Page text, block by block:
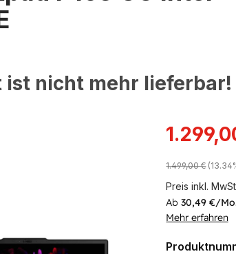
ist nicht mehr lieferbar!
Regulärer Preis:
1.499,00 €
Preis inkl.
Ab30,49 €/
Mehr erfahren